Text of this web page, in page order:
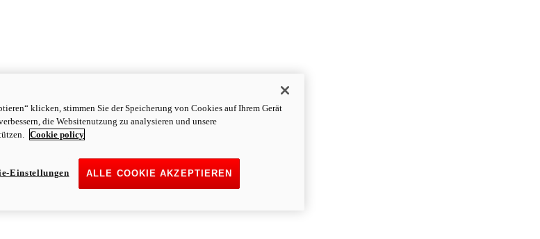
klicken, stimmen Sie der Speicherung von Cookies auf Ihrem Gerät
die Websitenutzung zu analysieren und unsere
Cookie policy
ALLE COOKIE AKZEPTIEREN
Einstellungen